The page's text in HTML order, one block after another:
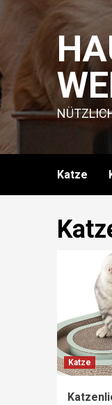
content
Katze
Katze